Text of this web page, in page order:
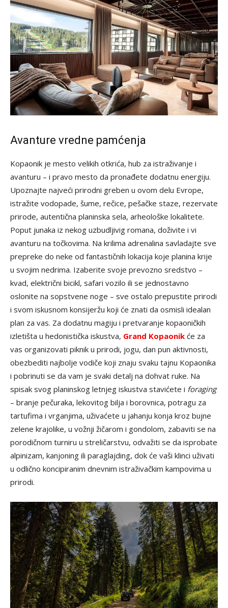
Avanture vredne pamćenja
Kopaonik je mesto velikih otkrića, hub za istraživanje i
avanturu – i pravo mesto da pronađete dodatnu energiju.
Upoznajte najveći prirodni greben u ovom delu Evrope,
istražite vodopade, šume, rečice, pešačke staze, rezervate
prirode, autentična planinska sela, arheološke lokalitete.
Poput junaka iz nekog uzbudljivig romana, doživite i vi
avanturu na točkovima. Na krilima adrenalina savladajte sve
prepreke do neke od fantastičnih lokacija koje planina krije
u svojim nedrima. Izaberite svoje prevozno sredstvo –
kvad, električni bicikl, safari vozilo ili se jednostavno
oslonite na sopstvene noge – sve ostalo prepustite prirodi
i svom iskusnom konsijeržu koji će znati da osmisli idealan
plan za vas. Za dodatnu magiju i pretvaranje kopaoničkih
izletišta u hedonistička iskustva, Grand Kopaonik će za
vas organizovati piknik u prirodi, jogu, dan pun aktivnosti,
obezbediti najbolje vodiče koji znaju svaku tajnu Kopaonika
i pobrinuti se da vam je svaki detalj na dohvat ruke. Na
spisak svog planinskog letnjeg iskustva stavićete i foraging
– branje pečuraka, lekovitog bilja i borovnica, potragu za
tartufima i vrganjima, uživaćete u jahanju konja kroz bujne
zelene krajolike, u vožnji žičarom i gondolom, zabaviti se na
porodičnom turniru u streličarstvu, odvažiti se da isprobate
alpinizam, kanjoning ili paraglajding, dok će vaši klinci uživati
u odlično koncipiranim dnevnim istraživačkim kampovima u
prirodi.